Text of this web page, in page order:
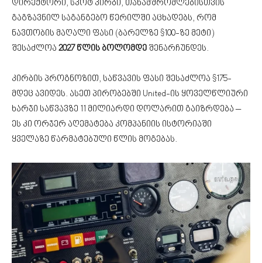
დირექტორი, სკოტ კირბი, თანამშრომლებისთვის
გაგზავნილ საგანგებო წერილში აცხადებს, რომ
ნავთობის მაღალი ფასი (ბარელზე $100-ზე მეტი)
შესაძლოა 2027 წლის ბოლომდე შენარჩუნდეს.
კირბის პროგნოზით, საწვავის ფასი შესაძლოა $175-
მდეც ავიდეს. ასეთ პირობებში United-ის ყოველწლიური
ხარჯი საწვავზე 11 მილიარდი დოლარით გაიზრდება –
ეს კი ორჯერ აღემატება კომპანიის ისტორიაში
ყველაზე წარმატებული წლის მოგებას.